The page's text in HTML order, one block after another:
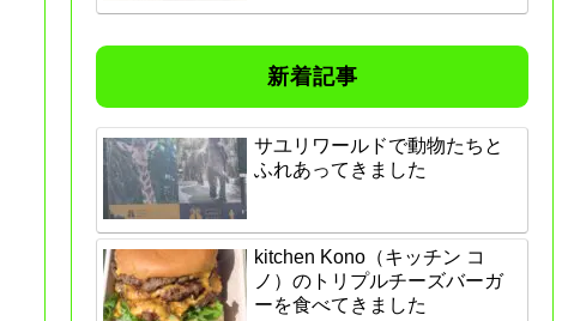
新着記事
サユリワールドで動物たちと
ふれあってきました
kitchen Kono（キッチン コ
ノ）のトリプルチーズバーガ
ーを食べてきました